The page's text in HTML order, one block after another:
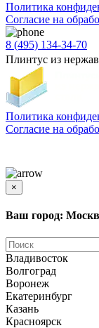
Политика
Согласиe на
8 (495) 134-34-70
Плинтус из
Политика
Согласиe на
×
Ваш город:
Владивосток
Волгоград
Воронеж
Екатеринбург
Казань
Красноярск